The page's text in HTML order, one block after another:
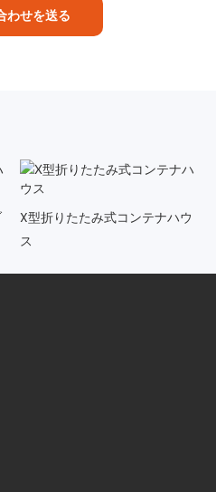
わせを送る
X型折りたたみ式コンテナハウ
ス